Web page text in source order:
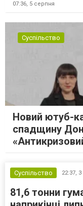
07:36, 5 серпня
Суспільство
Новий ютуб-
спадщину
Суспільство 22:37,
81,6 тонни